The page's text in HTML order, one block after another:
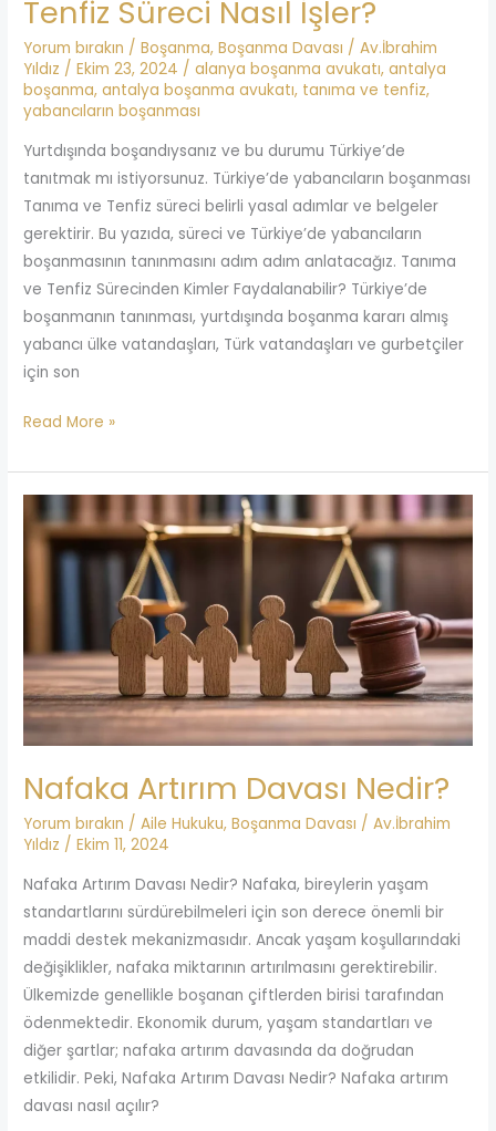
Tenfiz Süreci Nasıl İşler?
Yorum bırakın /Boşanma,Boşanma Davası /Av.İbrahim
Yıldız /Ekim 23, 2024 /alanya boşanma avukatı,antalya
boşanma,antalya boşanma avukatı, tanıma ve tenfiz,
yabancıların boşanması
Yurtdışında boşandıysanız ve bu durumu Türkiye’de
tanıtmak mı istiyorsunuz. Türkiye’de yabancıların boşanması
Tanıma ve Tenfiz süreci belirli yasal adımlar ve belgeler
gerektirir. Bu yazıda, süreci ve Türkiye’de yabancıların
boşanmasının tanınmasını adım adım anlatacağız. Tanıma
ve Tenfiz Sürecinden Kimler Faydalanabilir? Türkiye’de
boşanmanın tanınması, yurtdışında boşanma kararı almış
yabancı ülke vatandaşları, Türk vatandaşları ve gurbetçiler
için son
Read More »
Nafaka Artırım Davası Nedir?
Yorum bırakın /Aile Hukuku,Boşanma Davası /Av.İbrahim
Yıldız /Ekim 11, 2024
Nafaka Artırım Davası Nedir? Nafaka, bireylerin yaşam
standartlarını sürdürebilmeleri için son derece önemli bir
maddi destek mekanizmasıdır. Ancak yaşam koşullarındaki
değişiklikler, nafaka miktarının artırılmasını gerektirebilir.
Ülkemizde genellikle boşanan çiftlerden birisi tarafından
ödenmektedir. Ekonomik durum, yaşam standartları ve
diğer şartlar; nafaka artırım davasında da doğrudan
etkilidir. Peki, Nafaka Artırım Davası Nedir? Nafaka artırım
davası nasıl açılır?
Artırım
Davası